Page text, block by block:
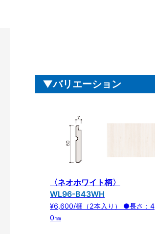
バリエーション
〈ネオホワイト柄〉
WL96-B43WH
¥6,600/梱（2本入り） ●長さ：
0㎜